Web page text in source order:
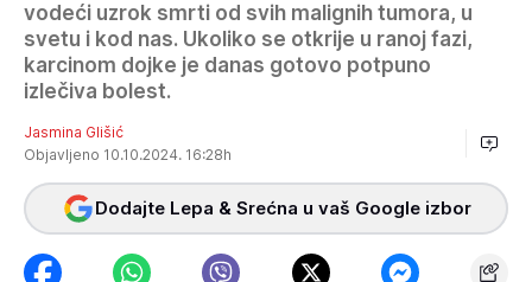
vodeći uzrok smrti od svih malignih tumora, u
svetu i kod nas. Ukoliko se otkrije u ranoj fazi,
karcinom dojke je danas gotovo potpuno
izlečiva bolest.
Jasmina Glišić
Objavljeno 10.10.2024. 16:28h
Dodajte Lepa & Srećna u vaš Google izbor